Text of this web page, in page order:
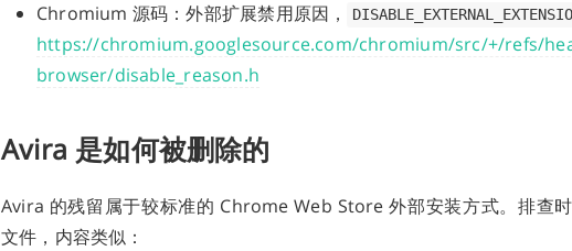
Chromium 源码：外部扩展禁用原因，
https://chromium.googlesource.com/chromium/src/+/refs/
browser/disable_reason.h
Avira 是如何被删除的
Avira 的残留属于较标准的 Chrome Web Store 外部安装方式。排查
文件，内容类似：